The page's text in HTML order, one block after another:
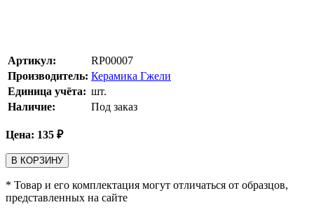
Артикул:
RP00007
Производитель: Керамика Гжели
Единица учёта: шт.
Наличие:
Под заказ
Цена: 135 ₽
В КОРЗИНУ
* Товар и его комплектация могут отличаться от образцов,
представленных на сайте